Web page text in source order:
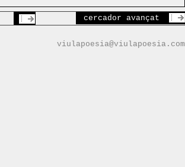
cercador avançat
viulapoesia@viulapoesia.com